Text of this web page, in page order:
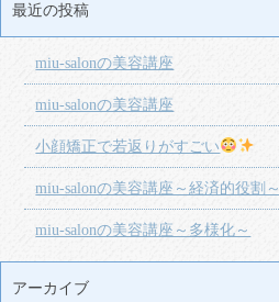
最近の投稿
miu-salonの美容講座
miu-salonの美容講座
小顔矯正で若返りがすごい
miu-salonの美容講座～経済的役割～
miu-salonの美容講座～多様化～
アーカイブ